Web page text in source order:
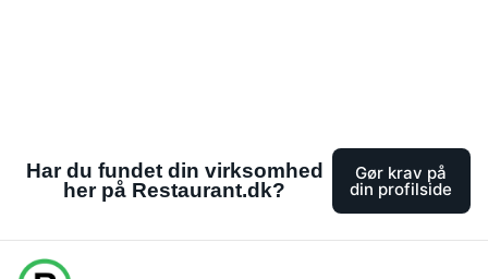
Har du fundet din virksomhed
her på Restaurant.dk?
Gør krav på
din profilside